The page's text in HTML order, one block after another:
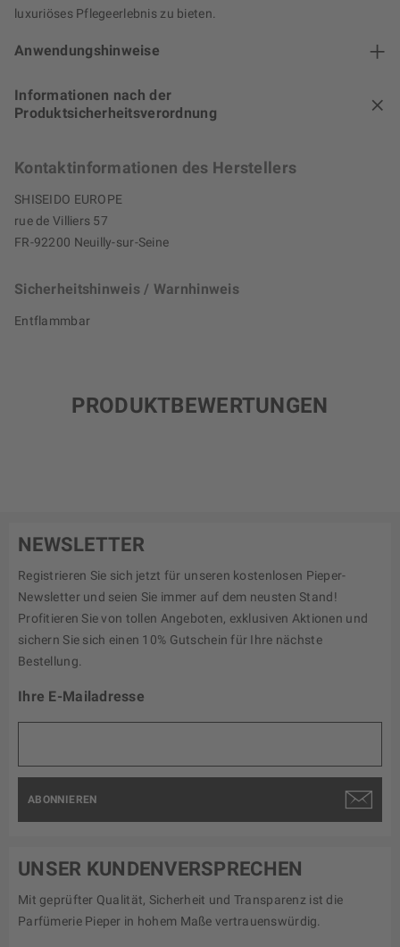
luxuriöses Pflegeerlebnis zu bieten.
Anwendungshinweise
Informationen nach der
Produktsicherheitsverordnung
Kontaktinformationen des Herstellers
SHISEIDO EUROPE
rue de Villiers 57
FR-92200 Neuilly-sur-Seine
Sicherheitshinweis / Warnhinweis
Entflammbar
PRODUKTBEWERTUNGEN
NEWSLETTER
Registrieren Sie sich jetzt für unseren kostenlosen Pieper-
Newsletter und seien Sie immer auf dem neusten Stand!
Profitieren Sie von tollen Angeboten, exklusiven Aktionen und
sichern Sie sich einen 10% Gutschein für Ihre nächste
Bestellung.
Ihre E-Mailadresse
ABONNIEREN
UNSER KUNDENVERSPRECHEN
Mit geprüfter Qualität, Sicherheit und Transparenz ist die
Parfümerie Pieper in hohem Maße vertrauenswürdig.